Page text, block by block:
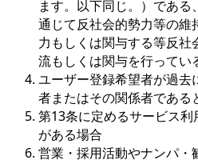
ます。以下同じ。）であ
通じて反社会的勢力等の維
力もしくは関与する等反
流もしくは関与を行ってい
ユーザー登録希望者が過去
者またはその関係者である
第13条に定めるサービス
がある場合
営業・採用活動やナンパ